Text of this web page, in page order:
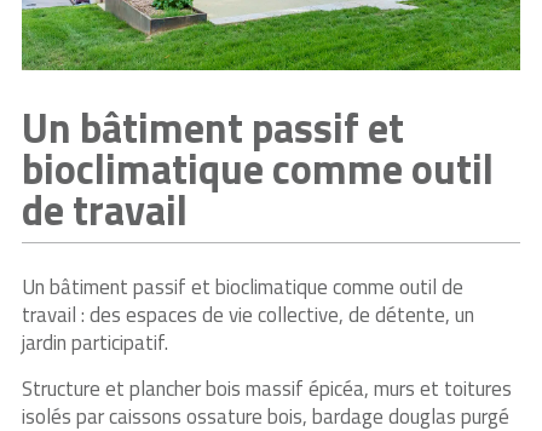
Un bâtiment passif et
bioclimatique comme outil
de travail
Un bâtiment passif et bioclimatique comme outil de
travail : des espaces de vie collective, de détente, un
jardin participatif.
Structure et plancher bois massif épicéa, murs et toitures
isolés par caissons ossature bois, bardage douglas purgé